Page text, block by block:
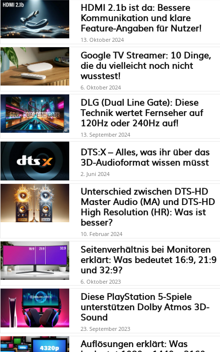
HDMI 2.1b ist da: Bessere
Kommunikation und klare
Feature-Angaben für Nutzer!
13. Oktober 2024
Google TV Streamer: 10 Dinge,
die du vielleicht noch nicht
wusstest!
6. Oktober 2024
DLG (Dual Line Gate): Diese
Technik wertet Fernseher auf
120Hz oder 240Hz auf!
13. September 2024
DTS:X – Alles, was ihr über das
3D-Audioformat wissen müsst
2. Juni 2024
Unterschied zwischen DTS-HD
Master Audio (MA) und DTS-HD
High Resolution (HR): Was ist
besser?
10. Februar 2024
Seitenverhältnis bei Monitoren
erklärt: Was bedeutet 16:9, 21:9
und 32:9?
6. Oktober 2023
Diese PlayStation 5-Spiele
unterstützen Dolby Atmos 3D-
Sound
23. September 2023
Auflösungen erklärt: Was